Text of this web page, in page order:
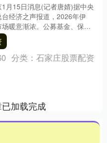
月15日消息(记者唐婧)据中央
台经济之声报道，2026年伊
暖意渐浓。公募基金、保险
市场“聪明钱”的机构资金悄然
分类： 石家庄股票配资
加载完成